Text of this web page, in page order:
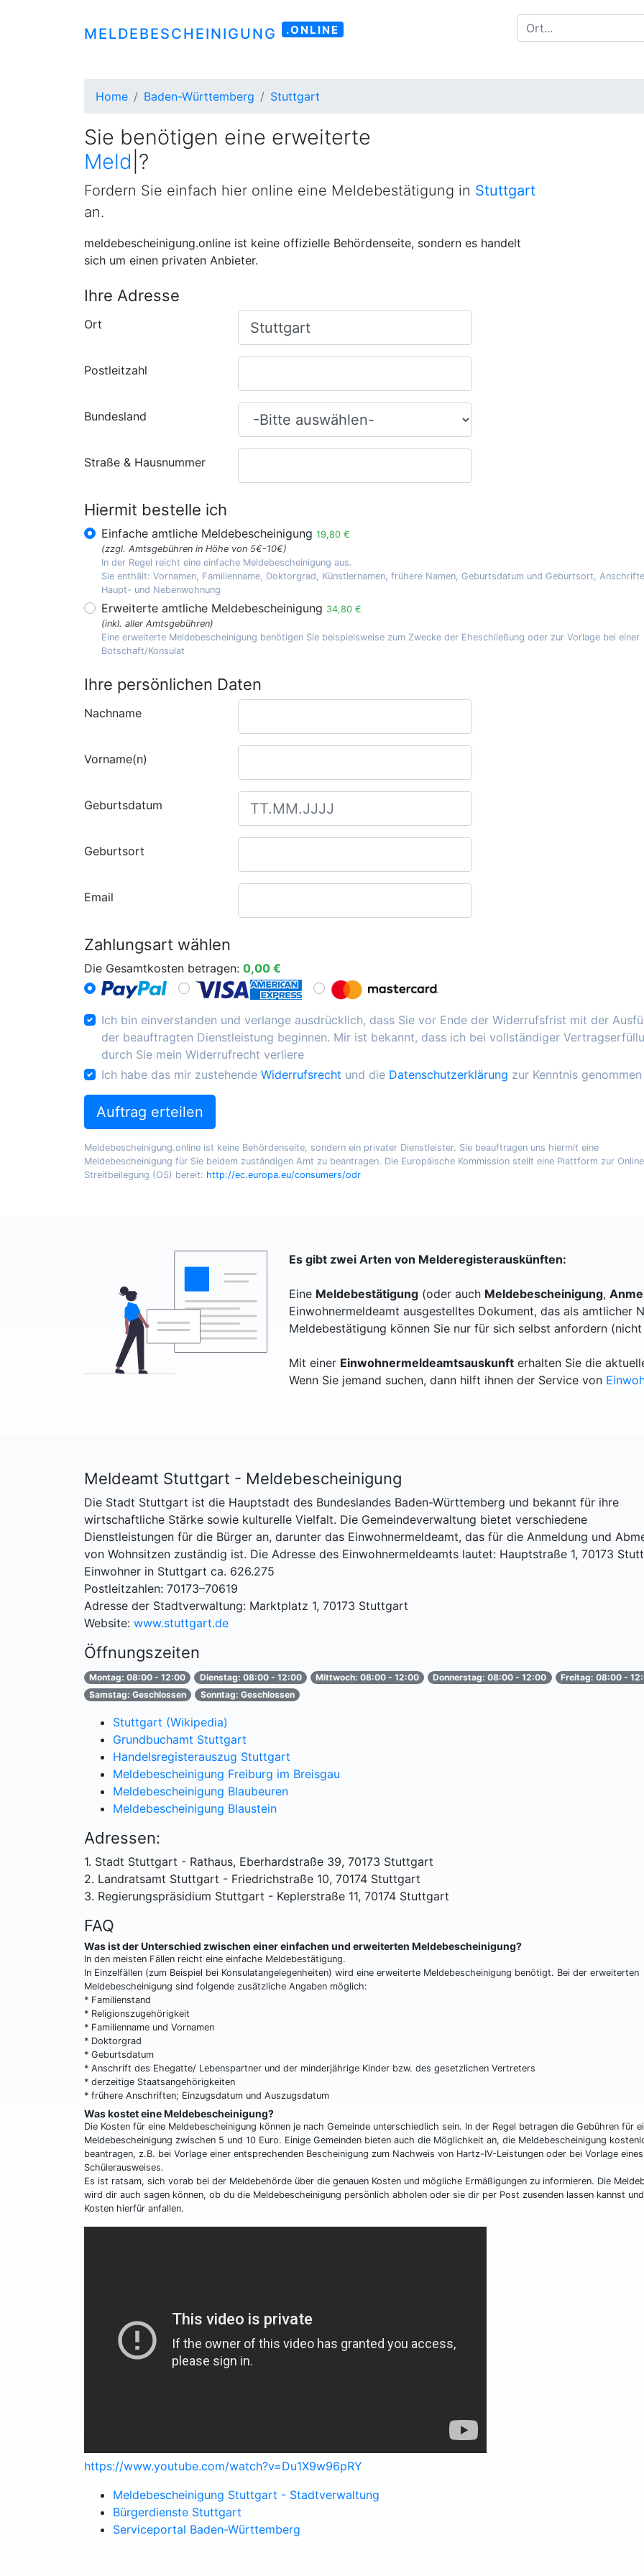
MELDEBESCHEINIGUNG .ONLINE
Home Baden-Württemberg Stuttgart
Sie benötigen eine erweiterte
Meldebestätig
Fordern Sie einfach hier online eine Meldebestätigung in Stuttgart
an.
meldebescheinigung.online ist keine offizielle Behördenseite, sondern es handelt
sich um einen privaten Anbieter.
Ihre Adresse
Ort
Postleitzahl
Bundesland
Straße & Hausnummer
Hiermit bestelle ich
Einfache amtliche Meldebescheinigung 19,80 €
(zzgl. Amtsgebühren in Höhe von 5€-10€)
In der Regel reicht eine einfache Meldebescheinigung aus.
Sie enthält: Vornamen, Familienname, Doktorgrad, Künstlernamen, frühere Namen, Geburtsdatum und Geburtsort,
Haupt- und Nebenwohnung
Erweiterte amtliche Meldebescheinigung 34,80 €
(inkl. aller Amtsgebühren)
Eine erweiterte Meldebescheinigung benötigen Sie beispielsweise zum Zwecke der Eheschließung oder zur Vorlage bei einer
Botschaft/Konsulat
Ihre persönlichen Daten
Nachname
Vorname(n)
Geburtsdatum
Geburtsort
Email
Zahlungsart wählen
Die Gesamtkosten betragen: 0,00 €
Ich bin einverstanden und verlange ausdrücklich, dass Sie vor Ende der Widerrufsfrist mit der
der beauftragten Dienstleistung beginnen. Mir ist bekannt, dass ich bei vollständiger
durch Sie mein Widerrufrecht verliere
Ich habe das mir zustehende Widerrufsrecht und die Datenschutzerklärung zur Kenntnis genommen
Auftrag erteilen
Meldebescheinigung.online ist keine Behördenseite, sondern ein privater Dienstleister. Sie beauftragen uns hiermit eine
Meldebescheinigung für Sie beidem zuständigen Amt zu beantragen. Die Europäische Kommission stellt eine Plattform zur
Streitbeilegung (OS) bereit: http://ec.europa.eu/consumers/odr
Es gibt zwei Arten von Melderegisterauskünften:
Eine Meldebestätigung (oder auch Meldebescheinigung,
Einwohnermeldeamt ausgestelltes Dokument, das als amtlicher
Meldebestätigung können Sie nur für sich selbst anfordern
Mit einer Einwohnermeldeamtsauskunft erhalten Sie die
Wenn Sie jemand suchen, dann hilft ihnen der Service von
Meldeamt Stuttgart - Meldebescheinigung
Die Stadt Stuttgart ist die Hauptstadt des Bundeslandes Baden-Württemberg und bekannt für ihre
wirtschaftliche Stärke sowie kulturelle Vielfalt. Die Gemeindeverwaltung bietet verschiedene
Dienstleistungen für die Bürger an, darunter das Einwohnermeldeamt, das für die Anmeldung und
von Wohnsitzen zuständig ist. Die Adresse des Einwohnermeldeamts lautet: Hauptstraße 1, 70173
Einwohner in Stuttgart ca. 626.275
Postleitzahlen: 70173–70619
Adresse der Stadtverwaltung: Marktplatz 1, 70173 Stuttgart
Website: www.stuttgart.de
Öffnungszeiten
Montag: 08:00 - 12:00 Dienstag: 08:00 - 12:00 Mittwoch: 08:00 - 12:00 Donnerstag: 08:00 - 12:00
Freitag: 08:00 -
Samstag: Geschlossen
Sonntag: Geschlossen
Stuttgart (Wikipedia)
Grundbuchamt Stuttgart
Handelsregisterauszug Stuttgart
Meldebescheinigung Freiburg im Breisgau
Meldebescheinigung Blaubeuren
Meldebescheinigung Blaustein
Adressen:
1. Stadt Stuttgart - Rathaus, Eberhardstraße 39, 70173 Stuttgart
2. Landratsamt Stuttgart - Friedrichstraße 10, 70174 Stuttgart
3. Regierungspräsidium Stuttgart - Keplerstraße 11, 70174 Stuttgart
FAQ
Was ist der Unterschied zwischen einer einfachen und erweiterten Meldebescheinigung?
In den meisten Fällen reicht eine einfache Meldebestätigung.
In Einzelfällen (zum Beispiel bei Konsulatangelegenheiten) wird eine erweiterte Meldebescheinigung benötigt. Bei der erweiterten
Meldebescheinigung sind folgende zusätzliche Angaben möglich:
* Familienstand
* Religionszugehörigkeit
* Familienname und Vornamen
* Doktorgrad
* Geburtsdatum
* Anschrift des Ehegatte/ Lebenspartner und der minderjährige Kinder bzw. des gesetzlichen Vertreters
* derzeitige Staatsangehörigkeiten
* frühere Anschriften; Einzugsdatum und Auszugsdatum
Was kostet eine Meldebescheinigung?
Die Kosten für eine Meldebescheinigung können je nach Gemeinde unterschiedlich sein. In der Regel betragen die Gebühren für
Meldebescheinigung zwischen 5 und 10 Euro. Einige Gemeinden bieten auch die Möglichkeit an, die Meldebescheinigung
beantragen, z.B. bei Vorlage einer entsprechenden Bescheinigung zum Nachweis von Hartz-IV-Leistungen oder bei Vorlage eines
Schülerausweises.
Es ist ratsam, sich vorab bei der Meldebehörde über die genauen Kosten und mögliche Ermäßigungen zu informieren. Die
wird dir auch sagen können, ob du die Meldebescheinigung persönlich abholen oder sie dir per Post zusenden lassen kannst
Kosten hierfür anfallen.
https://www.youtube.com/watch?v=Du1X9w96pRY
Meldebescheinigung Stuttgart - Stadtverwaltung
Bürgerdienste Stuttgart
Serviceportal Baden-Württemberg